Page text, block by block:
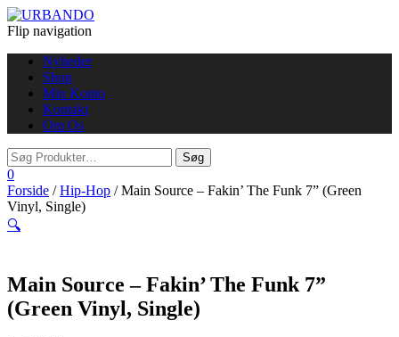
Flip navigation
Nyheder
Shop
Min Konto
Kontakt
Om Os
0
Forside /Hip-Hop / Main Source – Fakin’ The Funk 7” (Green
Vinyl, Single)
🔍
Main Source – Fakin’ The Funk 7”
(Green Vinyl, Single)